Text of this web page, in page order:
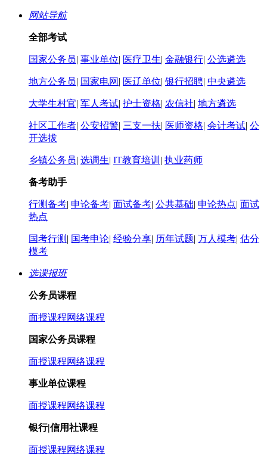
网站导航
全部考试
国家公务员| 事业单位| 医疗卫生| 金融银行| 公选遴选
地方公务员| 国家电网 | 医辽单位| 银行招聘| 中央遴选
大学生村官| 军人考试| 护士资格| 农信社| 地方遴选
社区工作者| 公安招警| 三支一扶| 医师资格| 会计考试| 公
开选拔
乡镇公务员| 选调生| IT教育培训 | 执业药师
备考助手
行测备考| 申论备考| 面试备考| 公共基础| 申论热点| 面试
热点
国考行测 | 国考申论| 经验分享| 历年试题| 万人模考| 估分
模考
选课报班
公务员课程
面授课程网络课程
国家公务员课程
面授课程网络课程
事业单位课程
面授课程网络课程
银行|信用社课程
面授课程网络课程